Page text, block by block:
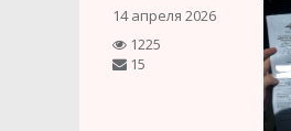
14 апреля 2026
1225
15